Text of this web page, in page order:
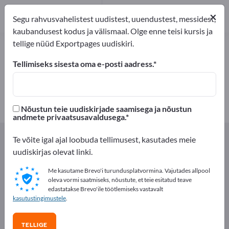
Lõhna- ja maitseained – leidke
tootjaid ja tarnijaid
6
Tootja
Exportpages Söök ja jook Lõhna- ja maitseained
Reklaamige tasuta Exportpages'is!
Vajadused – Pakkumised – Kasutatud kaubad –
Ärikontaktid >> alustage siit
Avalikusta oma ettevõte ja tooted
×
Segu rahvusvahelistest uudistest, uuendustest, messidest,
kaubandusest kodus ja välismaal. Olge enne teisi kursis ja
tellige nüüd Exportpages uudiskiri.
Tellimiseks sisesta oma e-posti aadress.
Nõustun teie uudiskirjade saamisega ja nõustun
andmete privaatsusavaldusega.
Te võite igal ajal loobuda tellimusest, kasutades meie
uudiskirjas olevat linki.
Me kasutame Brevo'i turundusplatvormina. Vajutades allpool
oleva vormi saatmiseks, nõustute, et teie esitatud teave
edastatakse Brevo'ile töötlemiseks vastavalt
kasutustingimustele.
TELLIGE